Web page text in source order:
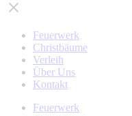
Feuerwerk
Christbäume
Verleih
Über Uns
Kontakt
Feuerwerk